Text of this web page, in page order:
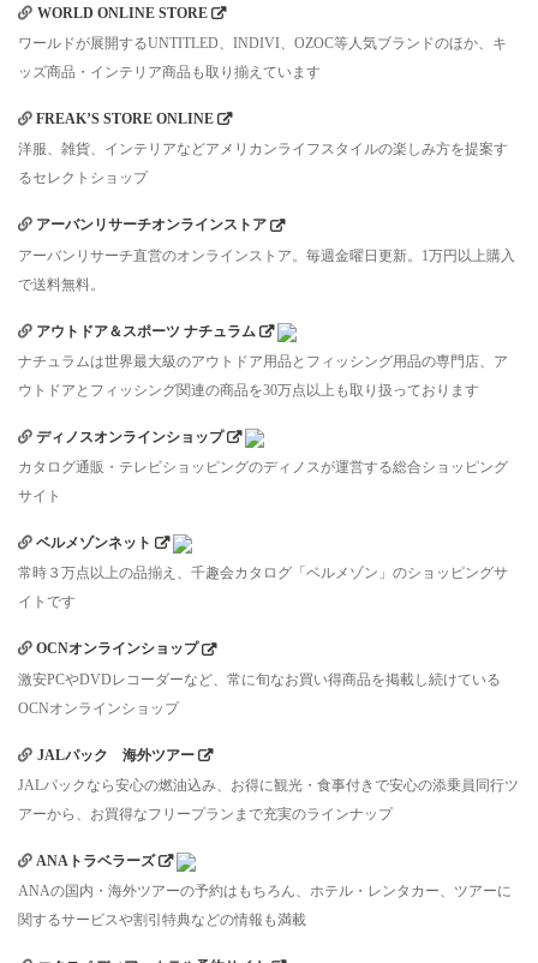
WORLD ONLINE STORE
ワールドが展開するUNTITLED、INDIVI、OZOC等人気ブランドのほか、キ
ッズ商品・インテリア商品も取り揃えています
FREAK’S STORE ONLINE
洋服、雑貨、インテリアなどアメリカンライフスタイルの楽しみ方を提案す
るセレクトショップ
アーバンリサーチオンラインストア
アーバンリサーチ直営のオンラインストア。毎週金曜日更新。1万円以上購入
で送料無料。
アウトドア＆スポーツ ナチュラム
ナチュラムは世界最大級のアウトドア用品とフィッシング用品の専門店、ア
ウトドアとフィッシング関連の商品を30万点以上も取り扱っております
ディノスオンラインショップ
カタログ通販・テレビショッピングのディノスが運営する総合ショッピング
サイト
ベルメゾンネット
常時３万点以上の品揃え、千趣会カタログ「ベルメゾン」のショッピングサ
イトです
OCNオンラインショップ
激安PCやDVDレコーダーなど、常に旬なお買い得商品を掲載し続けている
OCNオンラインショップ
JALパック 海外ツアー
JALパックなら安心の燃油込み、お得に観光・食事付きで安心の添乗員同行ツ
アーから、お買得なフリープランまで充実のラインナップ
ANAトラベラーズ
ANAの国内・海外ツアーの予約はもちろん、ホテル・レンタカー、ツアーに
関するサービスや割引特典などの情報も満載